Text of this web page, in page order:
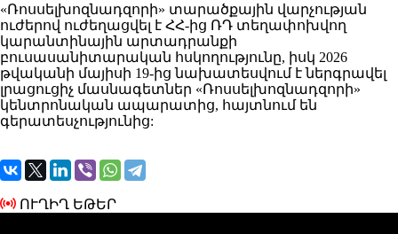
«Ռոսսելխոզնադզորի» տարածքային վարչության
ուժերով ուժեղացվել է ՀՀ-ից ՌԴ տեղափոխվող
կարանտինային արտադրանքի
բուսասանիտարական հսկողությունը, իսկ 2026
թվականի մայիսի 19-ից նախատեսվում է ներգրավել
լրացուցիչ մասնագետներ «Ռոսսելխոզնադզորի»
կենտրոնական ապարատից, հայտնում են
գերատեսչությունից:
ՈՒՂԻՂ ԵԹԵՐ